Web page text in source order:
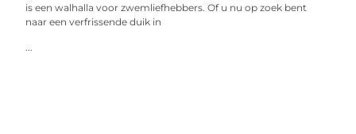
is een walhalla voor zwemliefhebbers. Of u nu op zoek bent
naar een verfrissende duik in
...